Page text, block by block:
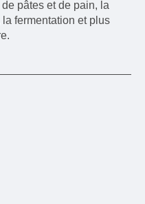
pâtes et de pain, la
fermentation et plus